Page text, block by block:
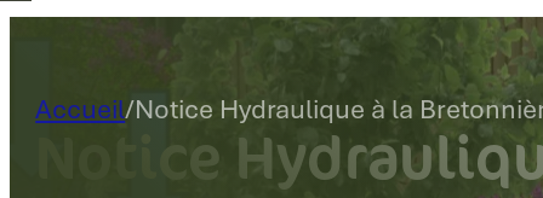
Accueil/Notice Hydraulique à la
Notice